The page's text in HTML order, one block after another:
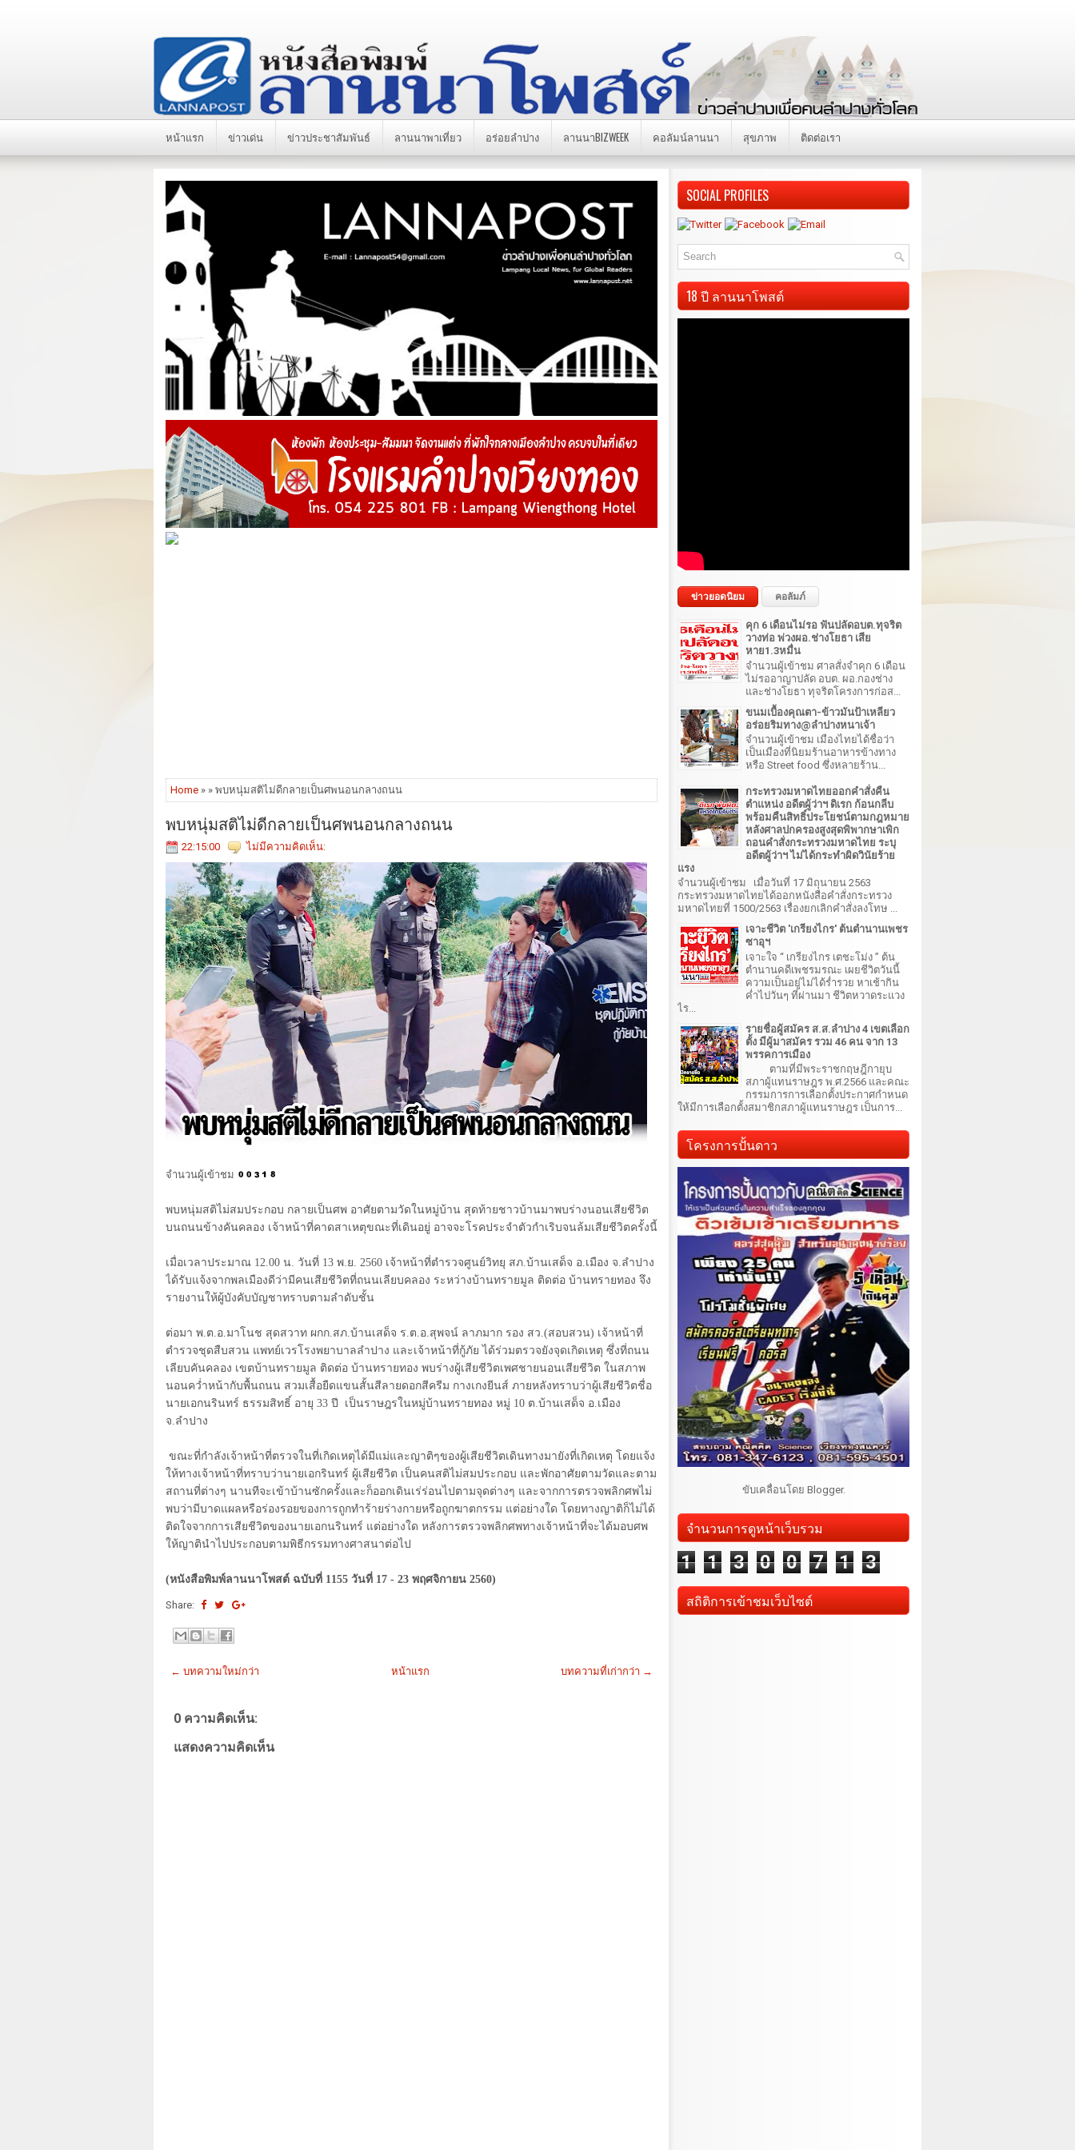
หน้าแรก ข่าวเด่น ข่าวประชาสัมพันธ์ ลานนาพาเที่ยว อร่อยลำปาง ลานนาBIZWEEK คอลัมน์ลานนา สุขภาพ ติดต่อเรา
Home » » พบหนุ่มสติไม่ดีกลายเป็นศพนอนกลางถนน
พบหนุ่มสติไม่ดีกลายเป็นศพนอนกลางถนน
22:15:00 ไม่มีความคิดเห็น:
จำนวนผู้เข้าชม
พบหนุ่มสติไม่สมประกอบ กลายเป็นศพ อาศัยตามวัดในหมู่บ้าน สุดท้ายชาวบ้านมาพบร่างนอนเสียชีวิต
บนถนนข้างคันคลอง เจ้าหน้าที่คาดสาเหตุขณะที่เดินอยู่ อาจจะโรคประจำตัวกำเริบจนล้มเสียชีวิตครั้งนี้
เมื่อเวลาประมาณ 12.00 น. วันที่ 13 พ.ย. 2560 เจ้าหน้าที่ตำรวจศูนย์วิทยุ สภ.บ้านเสด็จ อ.เมือง จ.ลำปาง
ได้รับแจ้งจากพลเมืองดีว่ามีคนเสียชีวิตที่ถนนเลียบคลอง ระหว่างบ้านทรายมูล ติดต่อ บ้านทรายทอง จึง
รายงานให้ผู้บังคับบัญชาทราบตามลำดับชั้น
ต่อมา พ.ต.อ.มาโนช สุดสวาท ผกก.สภ.บ้านเสด็จ ร.ต.อ.สุพจน์ ลาภมาก รอง สว.(สอบสวน) เจ้าหน้าที่
ตำรวจชุดสืบสวน แพทย์เวรโรงพยาบาลลำปาง และเจ้าหน้าที่กู้ภัย ได้ร่วมตรวจยังจุดเกิดเหตุ ซึ่งที่ถนน
เลียบคันคลอง เขตบ้านทรายมูล ติดต่อ บ้านทรายทอง พบร่างผู้เสียชีวิตเพศชายนอนเสียชีวิต ในสภาพ
นอนคว่ำหน้ากับพื้นถนน สวมเสื้อยืดแขนสั้นสีลายดอกสีครีม กางเกงยีนส์ ภายหลังทราบว่าผู้เสียชีวิตชื่อ
นายเอกนรินทร์ ธรรมสิทธิ์ อายุ 33 ปี เป็นราษฎรในหมู่บ้านทรายทอง หมู่ 10 ต.บ้านเสด็จ อ.เมือง
จ.ลำปาง
ขณะที่กำลังเจ้าหน้าที่ตรวจในที่เกิดเหตุได้มีแม่และญาติๆของผู้เสียชีวิตเดินทางมายังที่เกิดเหตุ โดยแจ้ง
ให้ทางเจ้าหน้าที่ทราบว่านายเอกรินทร์ ผู้เสียชีวิต เป็นคนสติไม่สมประกอบ และพักอาศัยตามวัดและตาม
สถานที่ต่างๆ นานทีจะเข้าบ้านซักครั้งและก็ออกเดินเร่ร่อนไปตามจุดต่างๆ และจากการตรวจพลิกศพไม่
พบว่ามีบาดแผลหรือร่องรอยของการถูกทำร้ายร่างกายหรือถูกฆาตกรรม แต่อย่างใด โดยทางญาติก็ไม่ได้
ติดใจจากการเสียชีวิตของนายเอกนรินทร์ แต่อย่างใด หลังการตรวจพลิกศพทางเจ้าหน้าที่จะได้มอบศพ
ให้ญาตินำไปประกอบตามพิธีกรรมทางศาสนาต่อไป
(หนังสือพิมพ์ลานนาโพสต์ ฉบับที่ 1155 วันที่ 17 - 23 พฤศจิกายน 2560)
Share:
← บทความใหม่กว่า บทความที่เก่ากว่า →
หน้าแรก
0 ความคิดเห็น:
แสดงความคิดเห็น
SOCIAL PROFILES
18 ปี ลานนาโพสต์
ข่าวยอดนิยม คอลัมภ์
คุก 6 เดือนไม่รอ ฟันปลัดอบต.ทุจริต
วางท่อ พ่วงผอ.ช่างโยธา เสีย
หาย1.3หมื่น
จำนวนผู้เข้าชม ศาลสั่งจำคุก 6 เดือน
ไม่รออาญาปลัด อบต. ผอ.กองช่าง
และช่างโยธา ทุจริตโครงการก่อส...
ขนมเบื้องคุณตา-ข้าวมันป้าเหลียว
อร่อยริมทาง@ลำปางหนาเจ้า
จำนวนผู้เข้าชม เมืองไทยได้ชื่อว่า
เป็นเมืองที่นิยมร้านอาหารข้างทาง
หรือ Street food ซึ่งหลายร้าน...
กระทรวงมหาดไทยออกคำสั่งคืน
ตำแหน่ง อดีตผู้ว่าฯ ดิเรก ก้อนกลีบ
พร้อมคืนสิทธิ์ประโยชน์ตามกฎหมาย
หลังศาลปกครองสูงสุดพิพากษาเพิก
ถอนคำสั่งกระทรวงมหาดไทย ระบุ
อดีตผู้ว่าฯ ไม่ได้กระทำผิดวินัยร้าย
แรง
จำนวนผู้เข้าชม เมื่อวันที่ 17 มิถุนายน 2563
กระทรวงมหาดไทยได้ออกหนังสือคำสั่งกระทรวง
มหาดไทยที่ 1500/2563 เรื่องยกเลิกคำสั่งลงโทษ ...
เจาะชีวิต 'เกรียงไกร' ต้นตำนานเพชร
ซาอุฯ
เจาะใจ “ เกรียงไกร เตชะโม่ง ” ต้น
ตำนานคดีเพชรมรณะ เผยชีวิตวันนี้
ความเป็นอยู่ไม่ได้ร่ำรวย หาเช้ากิน
ค่ำไปวันๆ ที่ผ่านมา ชีวิตหวาดระแวง
ไร...
รายชื่อผู้สมัคร ส.ส.ลำปาง 4 เขตเลือก
ตั้ง มีผู้มาสมัคร รวม 46 คน จาก 13
พรรคการเมือง
ตามที่มีพระราชกฤษฎีกายุบ
สภาผู้แทนราษฎร พ.ศ.2566 และคณะ
กรรมการการเลือกตั้งประกาศกำหนด
ให้มีการเลือกตั้งสมาชิกสภาผู้แทนราษฎร เป็นการ...
โครงการปั้นดาว
ขับเคลื่อนโดย Blogger.
จำนวนการดูหน้าเว็บรวม
1 1 3 0 0 7 1 3
สถิติการเข้าชมเว็บไซต์